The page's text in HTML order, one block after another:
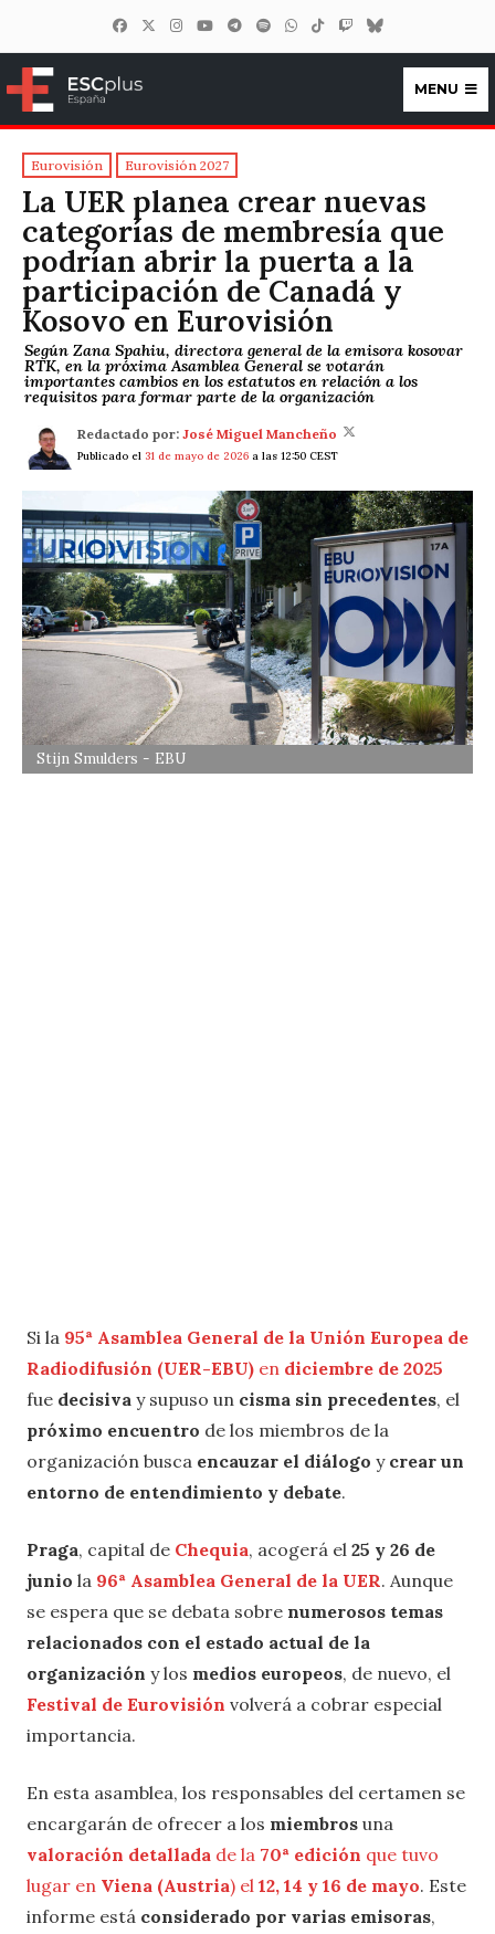
ESCplus España
MENU
Eurovisión Eurovisión 2027
La UER planea crear nuevas
categorías de membresía que
podrían abrir la puerta a la
participación de Canadá y
Kosovo en Eurovisión
Según Zana Spahiu, directora general de la emisora kosovar
RTK, en la próxima Asamblea General se votarán
importantes cambios en los estatutos en relación a los
requisitos para formar parte de la organización
Redactado por: José Miguel Mancheño
Publicado el 31 de mayo de 2026 a las 12:50 CEST
Stijn Smulders - EBU
Si la 95ª Asamblea General de la Unión Europea de
Radiodifusión (UER-EBU) en diciembre de 2025
fue decisiva y supuso un cisma sin precedentes, el
próximo encuentro de los miembros de la
organización busca encauzar el diálogo y crear un
entorno de entendimiento y debate.
Praga, capital de Chequia, acogerá el 25 y 26 de
junio la 96ª Asamblea General de la UER. Aunque
se espera que se debata sobre numerosos temas
relacionados con el estado actual de la
organización y los medios europeos, de nuevo, el
Festival de Eurovisión volverá a cobrar especial
importancia.
En esta asamblea, los responsables del certamen se
encargarán de ofrecer a los miembros una
valoración detallada de la 70ª edición que tuvo
lugar en Viena (Austria) el 12, 14 y 16 de mayo. Este
informe está considerado por varias emisoras,